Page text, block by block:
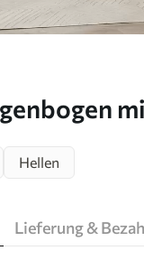
Hellen
Lieferung &